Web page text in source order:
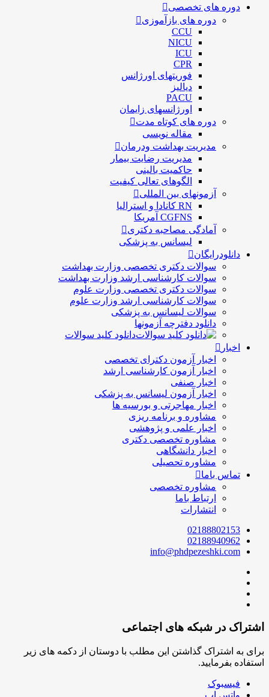
دوره های تخصصی
دوره های بازآموزی
CCU
NICU
ICU
CPR
فوریتهای اورژانس
دیالیز
PACU
اورژانسهای زایمان
دوره های کوتاه مدت
مقاله نویسی
مدیریت بهداشت ودرمان
مديريت رضايت بيمار
حاكميت بالينی
الگوهای تعالی کيفيت
آزمونهای بین المللی
RN کانادا و استرالیا
CGFNS آمریکا
آمادگی مصاحبه دکتری
لیسانس به پزشکی
دانلودرایگان
سوالات دکتری تخصصی وزارت بهداشت
سوالات کارشناسی ارشد وزارت بهداشت
سوالات دکتری تخصصی وزارت علوم
سوالات کارشناسی ارشد وزارت علوم
سوالات لیسانس به پزشکی
دانلود دفترچه آزمونها
دانلود کلید سوالات
اخبار
اخبار آزمون دکترای تخصصی
اخبار آزمون کارشناسی ارشد
اخبار صنفی
اخبار آزمون لیسانس به پزشکی
اخبار مهاجرتی و بورسیه ها
مشاوره و برنامه ریزی
اخبار علمی و پژوهشی
مشاوره تخصصی دکتری
اخبار دانشگاهی
مشاوره تحصیلی
تماس باما
مشاوره تخصصی
ارتباط باما
انتشارات
02188802153
02188940962
info@phdpezeshki.com
اشتراک در شبکه های اجتماعی
برای به اشتراک گذاشتن این مطلب با دوستان از دکمه های زیر
استفاده بفرمایید.
فیسبوک